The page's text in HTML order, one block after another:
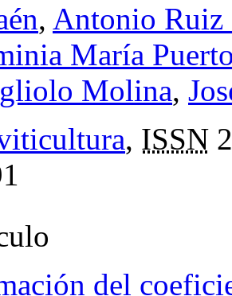
, Antonio Ruiz
María
Molina,
, ISSN
del